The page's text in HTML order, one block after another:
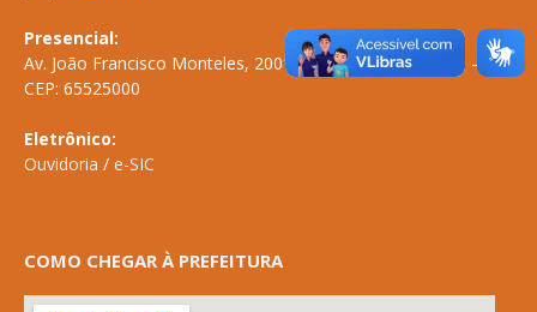
Presencial:
Av. João Francisco Monteles, 2001 \ Centro \ ANAPURUS – MA
CEP: 65525000
Eletrônico:
Ouvidoria / e-SIC
COMO CHEGAR À PREFEITURA